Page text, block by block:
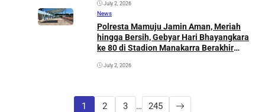
July 2, 2026
News
Polresta Mamuju Jamin Aman, Meriah
hingga Bersih, Gebyar Hari Bhayangkara
ke 80 di Stadion Manakarra Berakhir
July 2, 2026
1 2 3 … 245